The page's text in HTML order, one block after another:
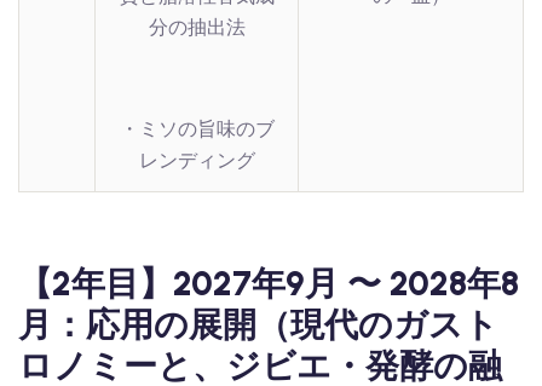
分の抽出法
・ミソの旨味のブ
レンディング
【2年目】2027年9月 〜 2028年8
月：応用の展開（現代のガスト
ロノミーと、ジビエ・発酵の融